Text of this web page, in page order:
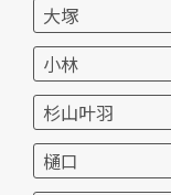
大塚
小林
杉山叶羽
樋口